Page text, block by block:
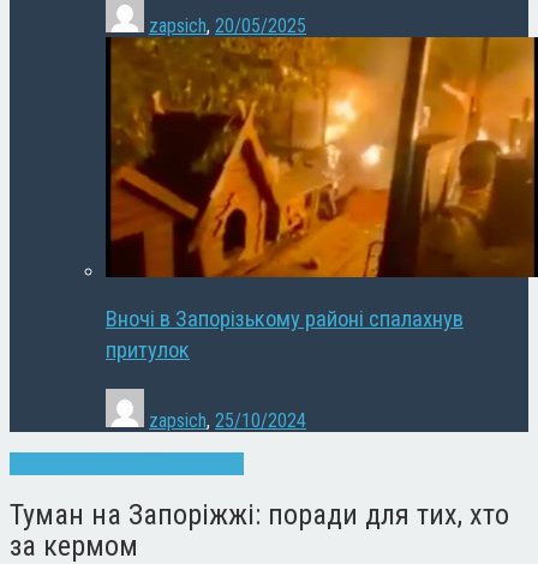
zapsich, 20/05/2025
Вночі в Запорізькому районі спалахнув
притулок
zapsich, 25/10/2024
Туман на Запоріжжі: поради для тих, хто
за кермом